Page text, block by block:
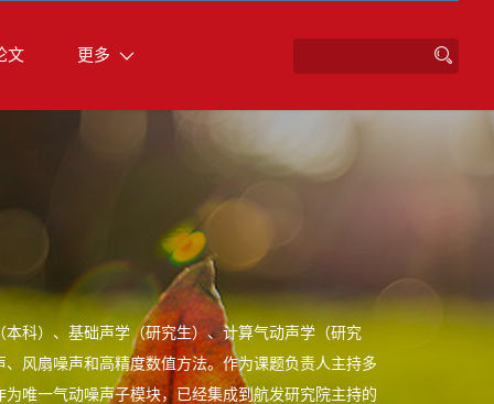
文 更多
科）、基础声学（研究生）、计算气动声学（研究
风扇噪声和高精度数值方法。作为课题负责人主持多
唯一气动噪声子模块，已经集成到航发研究院主持的